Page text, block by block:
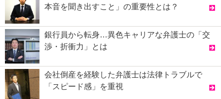
本音を聞き出すこと」の重要性とは？
銀行員から転身…異色キャリアな弁護士の「交
渉・折衝力」とは
会社倒産を経験した弁護士は法律トラブルで
「スピード感」を重視